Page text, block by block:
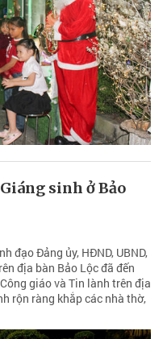
sinh ở Bảo
đạo Đảng ủy, HĐND, UBND,
địa bàn Bảo Lộc đã đến
giáo và Tin lành trên địa
rộn ràng khắp các nhà thờ,